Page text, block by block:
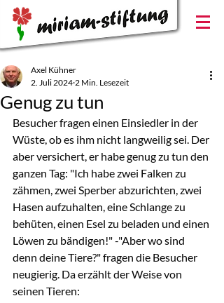
Genug zu tun
Axel Kühner
2. Juli 2024 2 Min. Lesezeit
Besucher fragen einen Einsiedler in der
Wüste, ob es ihm nicht langweilig sei. Der
aber versichert, er habe genug zu tun den
ganzen Tag: "Ich habe zwei Falken zu
zähmen, zwei Sperber abzurichten, zwei
Hasen aufzuhalten, eine Schlange zu
behüten, einen Esel zu beladen und einen
Löwen zu bändigen!" -"Aber wo sind
denn deine Tiere?" fragen die Besucher
neugierig. Da erzählt der Weise von
seinen Tieren: